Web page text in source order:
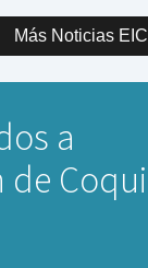
Más Noticias EIC
a
de